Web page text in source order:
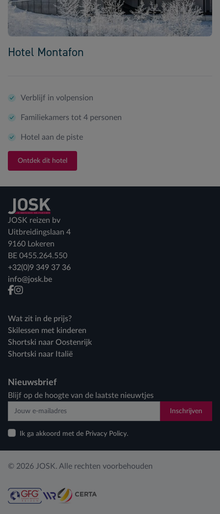
Hotel Montafon
Verblijf in volpension
Familiekamers tot 4 personen
Hotel aan de piste
Ontdek dit hotel
Terug naar home
JOSK reizen bv
Uitbreidingslaan 4
9160 Lokeren
BE 0455.264.550
+32(0)9 349 37 36
info@josk.be
facebook
instagram
Wat zit in de prijs?
Skilessen met kinderen
Shortski naar Oostenrijk
Shortski naar Italië
Nieuwsbrief
Blijf op de hoogte van de laatste nieuwtjes
Inschrijven
Ik ga akkoord met de Privacy Policy.
© 2026 JOSK. Alle rechten voorbehouden